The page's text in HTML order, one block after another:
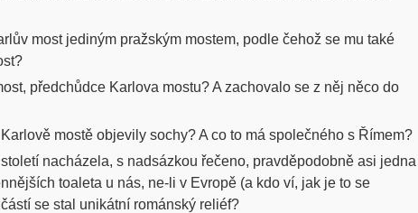
most jediným pražským mostem, podle čehož se mu také
předchůdce Karlova mostu? A zachovalo se z něj něco do
mostě objevily sochy? A co to má společného s Římem?
nacházela, s nadsázkou řečeno, pravděpodobně asi jedna
toaleta u nás, ne-li v Evropě (a kdo ví, jak je to se
se stal unikátní románský reliéf?